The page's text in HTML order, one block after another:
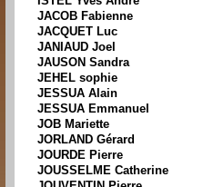
JACOB Fabienne
JACQUET Luc
JANIAUD Joel
JAUSON Sandra
JEHEL sophie
JESSUA Alain
JESSUA Emmanuel
JOB Mariette
JORLAND Gérard
JOURDE Pierre
JOUSSELME Catherine